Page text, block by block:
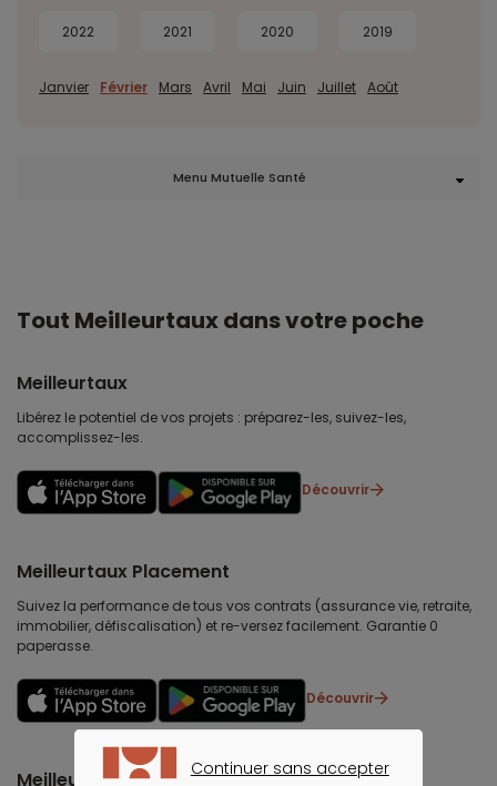
2022 2021 2020 2019
Janvier Février Mars Avril Mai Juin Juillet Août
Menu Mutuelle Santé
Tout Meilleurtaux dans votre poche
Meilleurtaux
Libérez le potentiel de vos projets : préparez-les, suivez-les,
accomplissez-les.
Découvrir
Meilleurtaux Placement
Suivez la performance de tous vos contrats (assurance vie, retraite,
immobilier, défiscalisation) et re-versez facilement. Garantie 0
paperasse.
Découvrir
Meilleurtaux PartenairesContinuer sans accepter